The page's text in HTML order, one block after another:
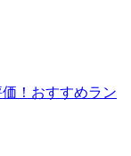
価！おすすめラン